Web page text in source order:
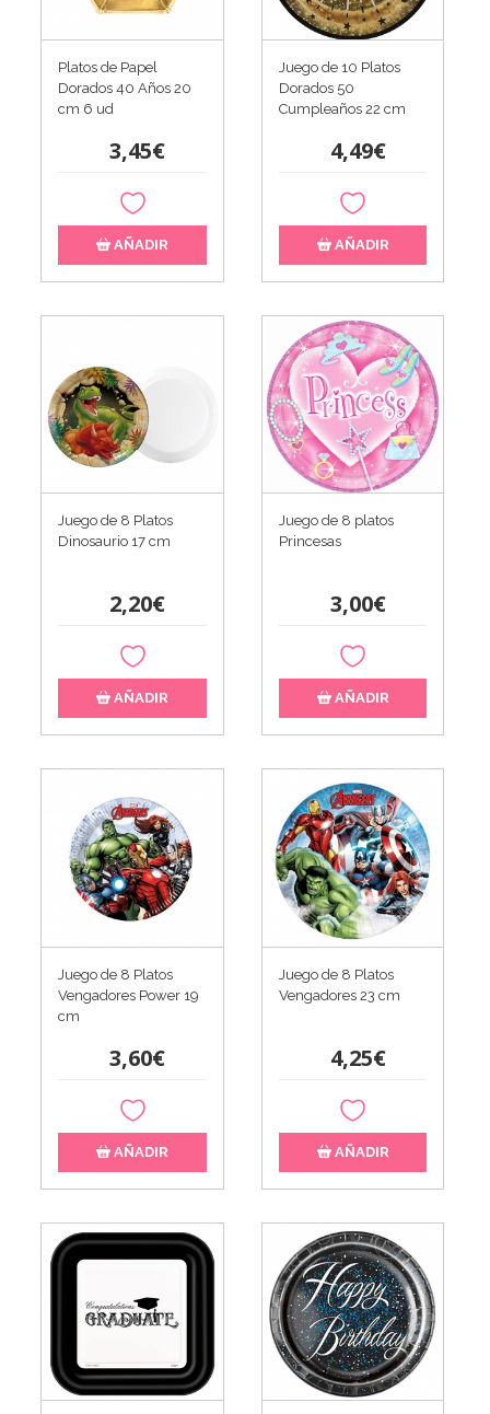
Platos de Papel
Dorados 40 Años 20
cm 6 ud
3,45€
AÑADIR
Juego de 10 Platos
Dorados 50
Cumpleaños 22 cm
4,49€
AÑADIR
Juego de 8 Platos
Dinosaurio 17 cm
2,20€
AÑADIR
Juego de 8 platos
Princesas
3,00€
AÑADIR
Juego de 8 Platos
Vengadores Power 19
cm
3,60€
AÑADIR
Juego de 8 Platos
Vengadores 23 cm
4,25€
AÑADIR